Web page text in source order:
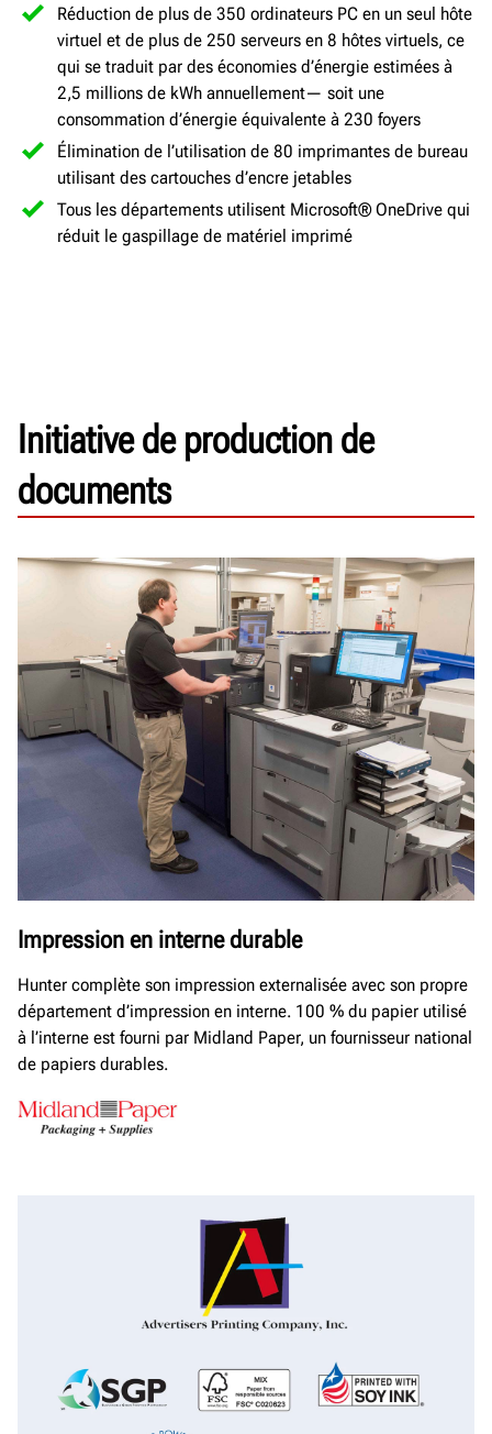
Réduction de plus de 350 ordinateurs PC en un seul hôte
virtuel et de plus de 250 serveurs en 8 hôtes virtuels, ce
qui se traduit par des économies d’énergie estimées à
2,5 millions de kWh annuellement— soit une
consommation d’énergie équivalente à 230 foyers
Élimination de l’utilisation de 80 imprimantes de bureau
utilisant des cartouches d’encre jetables
Tous les départements utilisent Microsoft® OneDrive qui
réduit le gaspillage de matériel imprimé
Initiative de production de
documents
Impression en interne durable
Hunter complète son impression externalisée avec son propre
département d’impression en interne. 100 % du papier utilisé
à l’interne est fourni par Midland Paper, un fournisseur national
de papiers durables.